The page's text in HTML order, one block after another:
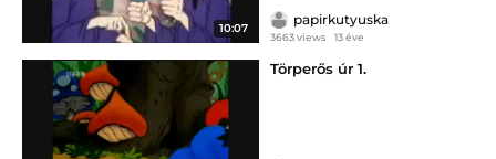
10:07
papirkutyuska
3663 views 13 éve
Törperős úr 1.